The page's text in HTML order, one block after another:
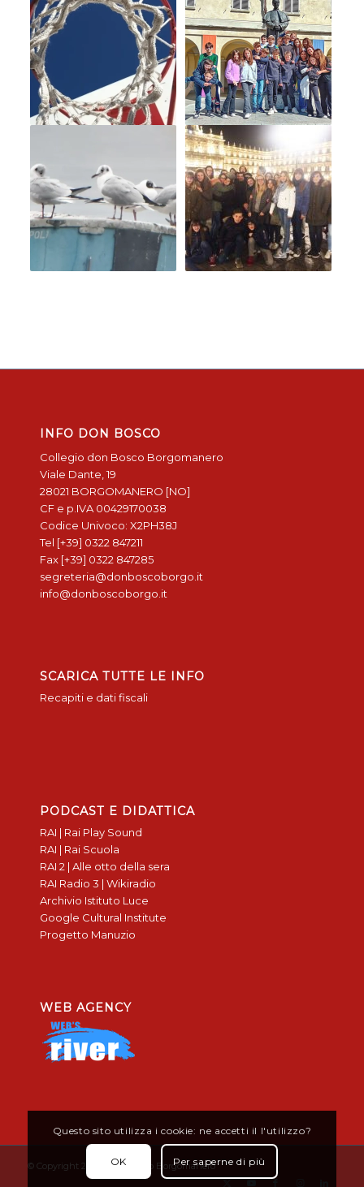
INFO DON BOSCO
Collegio don Bosco Borgomanero
Viale Dante, 19
28021 BORGOMANERO [NO]
CF e p.IVA 00429170038
Codice Univoco: X2PH38J
Tel [+39] 0322 847211
Fax [+39] 0322 847285
segreteria@donboscoborgo.it
info@donboscoborgo.it
SCARICA TUTTE LE INFO
Recapiti e dati fiscali
PODCAST E DIDATTICA
RAI | Rai Play Sound
RAI | Rai Scuola
RAI 2 | Alle otto della sera
RAI Radio 3 | Wikiradio
Archivio Istituto Luce
Google Cultural Institute
Progetto Manuzio
WEB AGENCY
© Copyright 2019 - Don Bosco Borgomanero
Questo sito utilizza i cookie: ne accetti il l'utilizzo?
OK Per saperne di più